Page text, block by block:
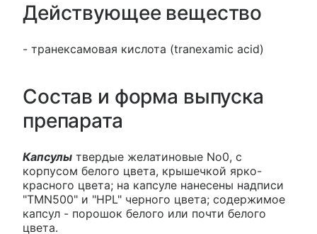
Действующее вещество
- транексамовая кислота (tranexamic acid)
Состав и форма выпуска
препарата
Капсулы твердые желатиновые No0, с
корпусом белого цвета, крышечкой ярко-
красного цвета; на капсуле нанесены надписи
"TMN500" и "HPL" черного цвета; содержимое
капсул - порошок белого или почти белого
цвета.